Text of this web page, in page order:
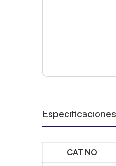
Especificaciones
CAT NO